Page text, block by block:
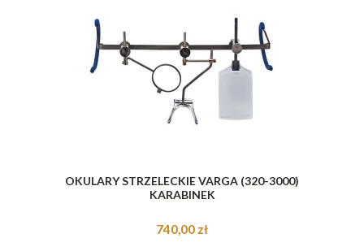
OKULARY STRZELECKIE VARGA (320-3000)
KARABINEK
740,00 zł